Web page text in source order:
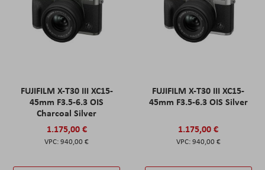
FUJIFILM X-T30 III XC15-
45mm F3.5-6.3 OIS
Charcoal Silver
1.175,00 €
940,00 €
FUJIFILM X-T30 III XC15-
45mm F3.5-6.3 OIS Silver
1.175,00 €
940,00 €